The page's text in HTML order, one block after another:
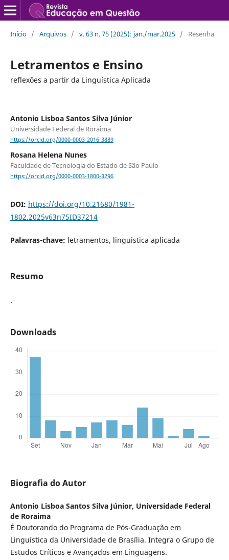
Início / Arquivos / v. 63 n. 75 (2025): jan./mar.2025 / Resenha
Letramentos e Ensino
reflexões a partir da Linguística Aplicada
Antonio Lisboa Santos Silva Júnior
Universidade Federal de Roraima
https://orcid.org/0000-0003-2016-3889
Rosana Helena Nunes
Faculdade de Tecnologia do Estado de São Paulo
https://orcid.org/0000-0003-1800-3296
DOI: https://doi.org/10.21680/1981-
1802.2025v63n75ID37214
Palavras-chave: letramentos, linguistica aplicada
Resumo
.
Downloads
Biografia do Autor
Antonio Lisboa Santos Silva Júnior, Universidade Federal
de Roraima
É Doutorando do Programa de Pós-Graduação em
Linguística da Universidade de Brasília. Integra o Grupo de
Estudos Críticos e Avançados em Linguagens.